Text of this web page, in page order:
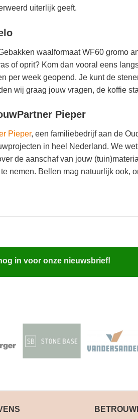
uiterlijk geeft.
waalformaat WF60 gromo
of oprit? Kom dan vooral eens
per week geopend. Je kunt de
wij graag jouw vragen, de koffie
Pieper
Pieper, een familiebedrijf aan de
in heel Nederland. We
de aanschaf van jouw
nemen. Bellen mag natuurlijk ook,
in voor onze nieuwsbrief!